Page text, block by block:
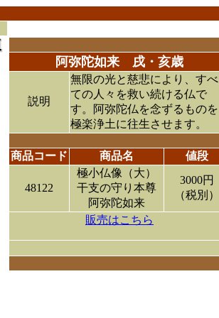
阿弥陀如来 戌・亥歳
説明
無限の光と慈悲により、すべ
ての人々を救い続ける仏で
す。阿弥陀仏を念ずるものを
極楽浄土に往生させます。
商品コード 商品名 値段
48122
極小仏像（大）
干支の守り本尊
阿弥陀如来
3000円
（税別）
販売はこちら